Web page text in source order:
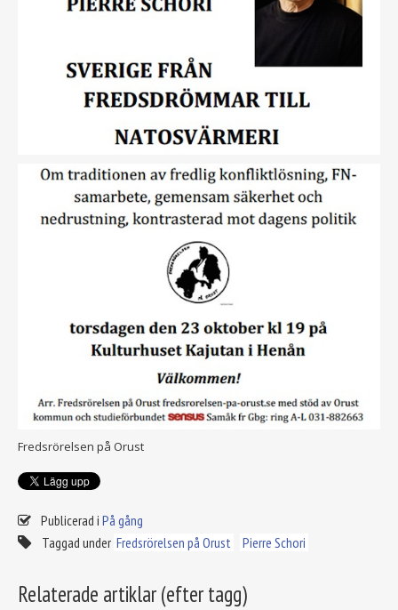
Fredsrörelsen på Orust
Publicerad i På gång
Taggad under Fredsrörelsen på Orust Pierre Schori
Relaterade artiklar (efter tagg)